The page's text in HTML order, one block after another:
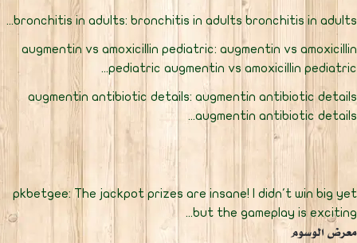
bronchitis in adults: bronchitis in adults bronchitis in
augmentin vs amoxicillin pediatric: augmentin vs
pediatric augmentin vs amoxicillin
augmentin antibiotic details: augmentin antibiotic
augmentin antibiotic
pkbetgee: The jackpot prizes are insane! I didn't win big
but the gameplay is
الوسوم